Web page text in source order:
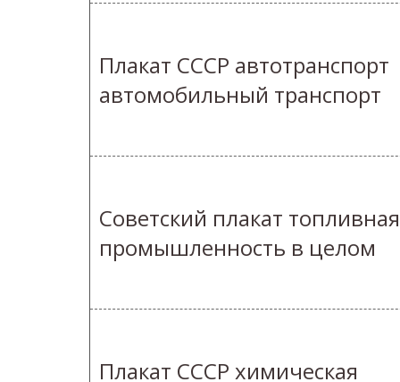
Плакат СССР автотранспорт
автомобильный транспорт
Советский плакат топливная
промышленность в целом
Плакат СССР химическая